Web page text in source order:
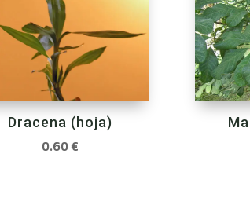
Dracena (hoja)
0.60€